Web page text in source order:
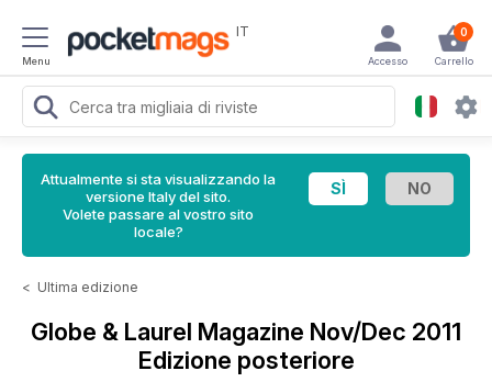
Menu
IT 0
Carrello
Accesso
Attualmente si sta visualizzando la
versione Italy del sito.
Volete passare al vostro sito
locale?
< Ultima edizione
Globe & Laurel Magazine Nov/Dec 2011
Edizione posteriore